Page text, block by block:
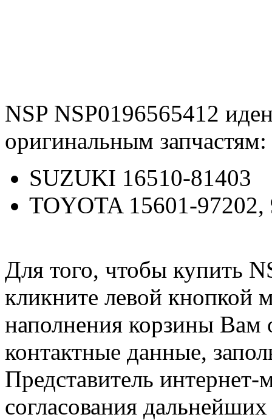
NSP NSP0196565412
оригинальным запчастям:
SUZUKI 16510-81403
TOYOTA 15601-97202,
Для того, чтобы купить
кликните левой
наполнения корзины Вам
контактные данные,
Представитель
согласования